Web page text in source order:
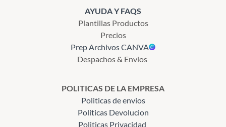
AYUDA Y FAQS
Plantillas Productos
Precios
Prep Archivos CANVA
Despachos & Envios
POLITICAS DE LA EMPRESA
Politicas de envios
Politicas Devolucion
Politicas Privacidad